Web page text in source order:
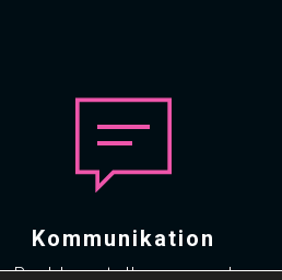
Kommunikation
Problemstellungen und